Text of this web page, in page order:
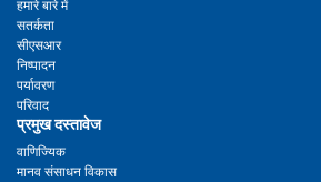
हमारे बारे में
सतर्कता
सीएसआर
निष्पादन
पर्यावरण
परिवाद
प्रमुख दस्तावेज
वाणिज्यिक
मानव संसाधन विकास